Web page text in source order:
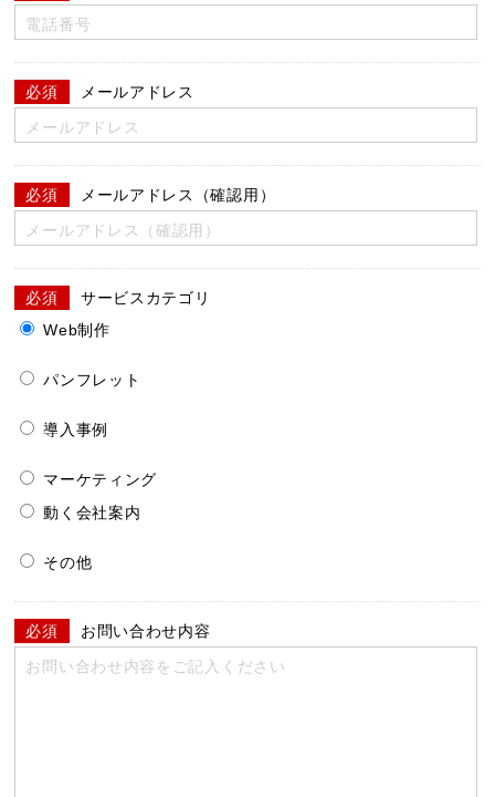
電話番号
必須
メールアドレス
メールアドレス
必須
メールアドレス（確認用）
メールアドレス（確認用）
必須
サービスカテゴリ
Web制作
パンフレット
導入事例
マーケティング
動く会社案内
その他
必須
お問い合わせ内容
お問い合わせ内容をご記入ください